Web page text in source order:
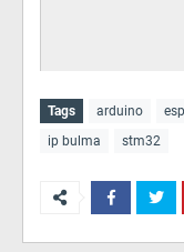
Tags arduino
ip bulma
stm32